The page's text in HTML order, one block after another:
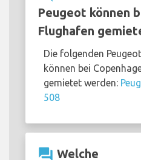
Peugeot können
Flughafen
Die folgenden
können bei
gemietet werden:
508
question_answer Welche